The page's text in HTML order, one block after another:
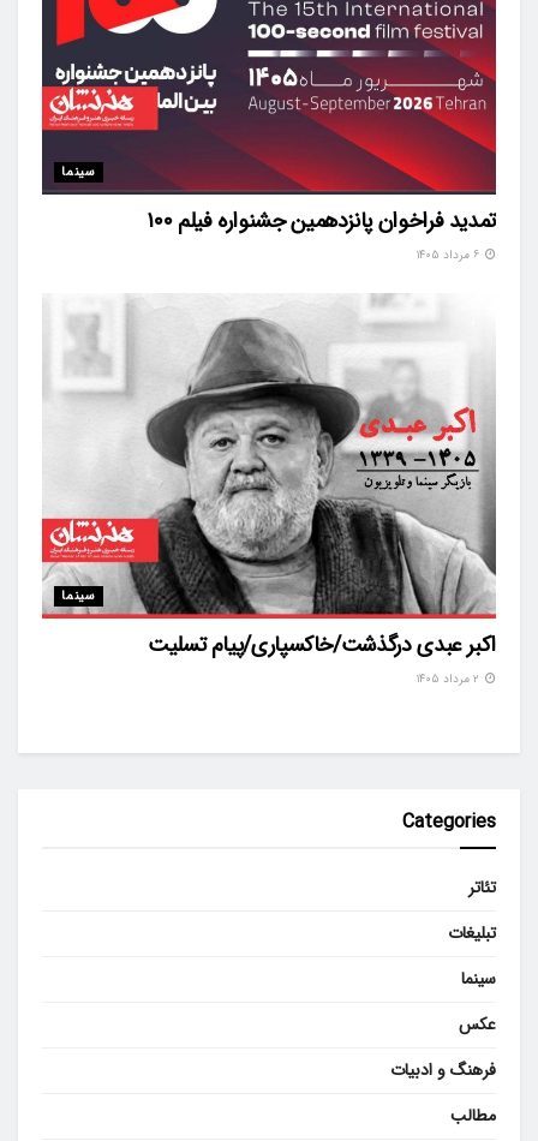
سینما
تمدید فراخوان پانزدهمین جشنواره فیلم ۱۰۰
سینما
اکبر عبدی درگذشت/خاکسپاری/پیام تسلیت
Categories
تئاتر
تبلیغات
سینما
عکس
فرهنگ و ادبیات
مطالب